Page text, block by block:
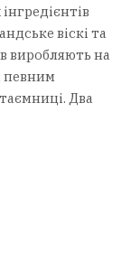
віскі та
виробляють на
певним
Два